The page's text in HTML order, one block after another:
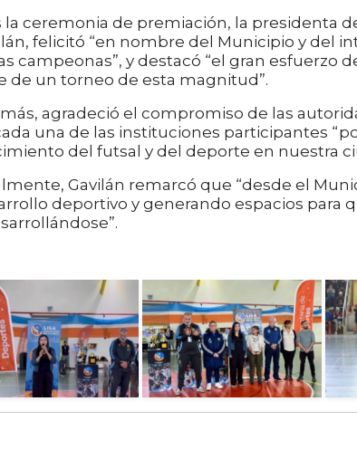
la ceremonia de premiación, la presidenta
felicitó “en nombre del Municipio y del
campeonas”, y destacó “el gran esfuerzo
de un torneo de esta magnitud”.
agradeció el compromiso de las
una de las instituciones participantes
del futsal y del deporte en nuestra
Gavilán remarcó que “desde el
deportivo y generando espacios para